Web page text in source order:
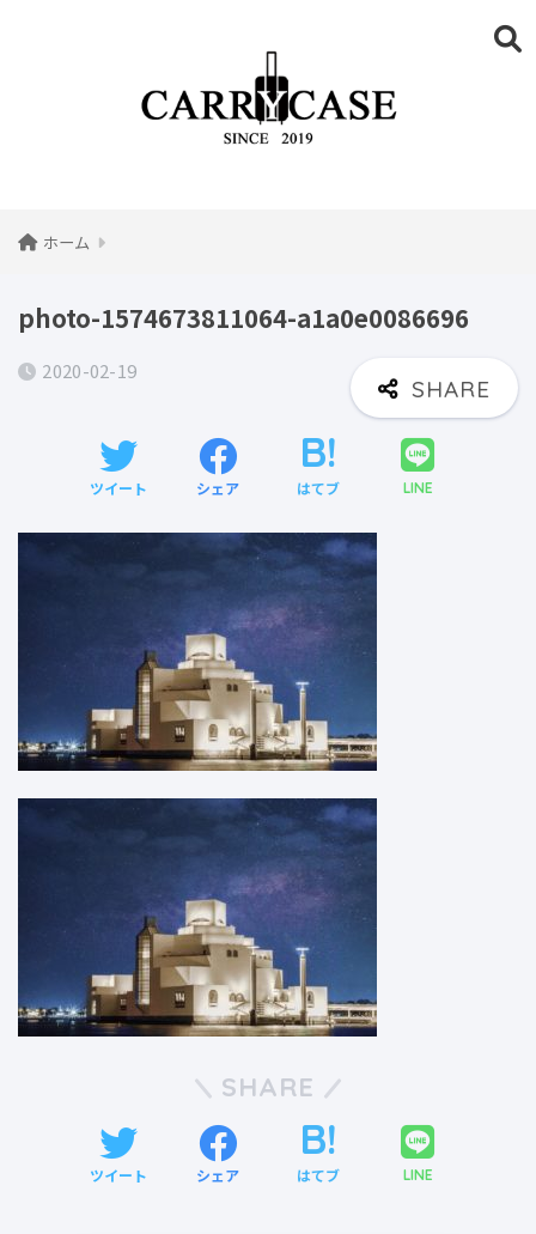
ホーム
photo-1574673811064-a1a0e0086696
2020-02-19
ツイート シェア はてブ LINE
SHARE
ツイート シェア はてブ LINE